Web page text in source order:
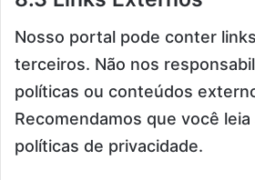
Nosso portal pode conter
terceiros. Não nos
políticas ou conteúdos
Recomendamos que você
políticas de privacidade.